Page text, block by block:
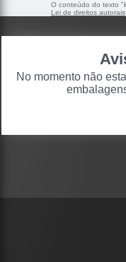
O conteúdo do texto "
Lei de direitos autorais
No momento não